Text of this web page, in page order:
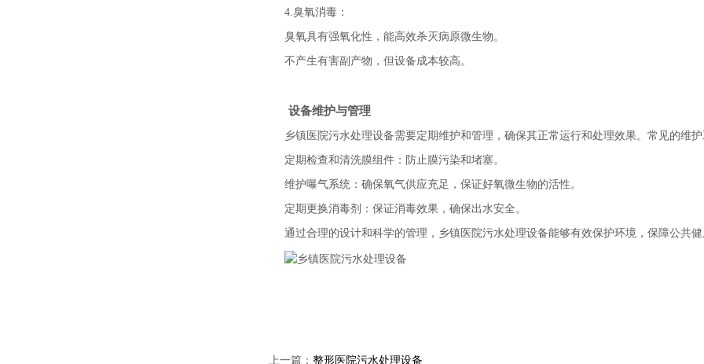
4.臭氧消毒：
臭氧具有强氧化性，能高效杀灭病原微生物。
不产生有害副产物，但设备成本较高。
设备维护与管理
乡镇医院污水处理设备需要定期维护和管理，确保其正常运行和处理效果。常见的维护
定期检查和清洗膜组件：防止膜污染和堵塞。
维护曝气系统：确保氧气供应充足，保证好氧微生物的活性。
定期更换消毒剂：保证消毒效果，确保出水安全。
通过合理的设计和科学的管理，乡镇医院污水处理设备能够有效保护环境，保障公共健
上一篇： 整形医院污水处理设备